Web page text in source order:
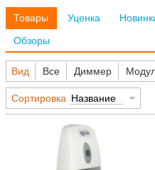
Товары Уценка
Обзоры
Вид Все Диммер
Сортировка Название